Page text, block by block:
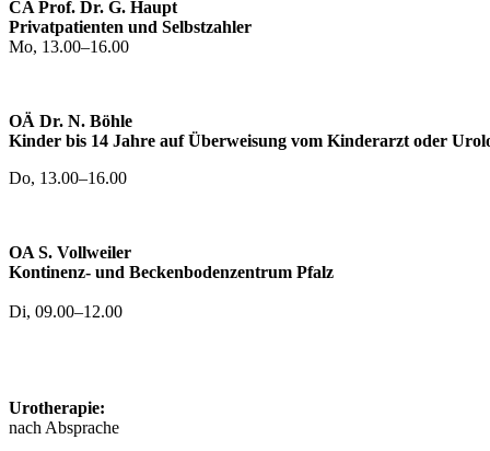
CA Prof. Dr. G. Haupt
Privatpatienten und Selbstzahler
Mo, 13.00–16.00
OÄ Dr. N. Böhle
Kinder bis 14 Jahre auf Überweisung vom Kinderarzt oder
Do, 13.00–16.00
OA S. Vollweiler
Kontinenz- und Beckenbodenzentrum Pfalz
Di, 09.00–12.00
Urotherapie:
nach Absprache